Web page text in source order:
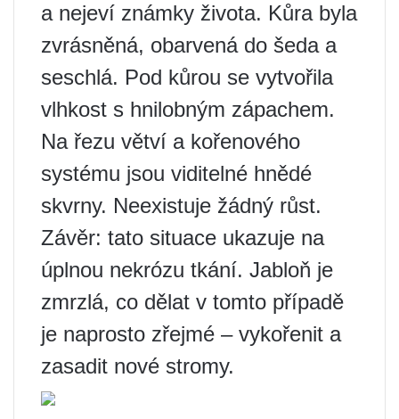
a nejeví známky života. Kůra byla
zvrásněná, obarvená do šeda a
seschlá. Pod kůrou se vytvořila
vlhkost s hnilobným zápachem.
Na řezu větví a kořenového
systému jsou viditelné hnědé
skvrny. Neexistuje žádný růst.
Závěr: tato situace ukazuje na
úplnou nekrózu tkání. Jabloň je
zmrzlá, co dělat v tomto případě
je naprosto zřejmé – vykořenit a
zasadit nové stromy.